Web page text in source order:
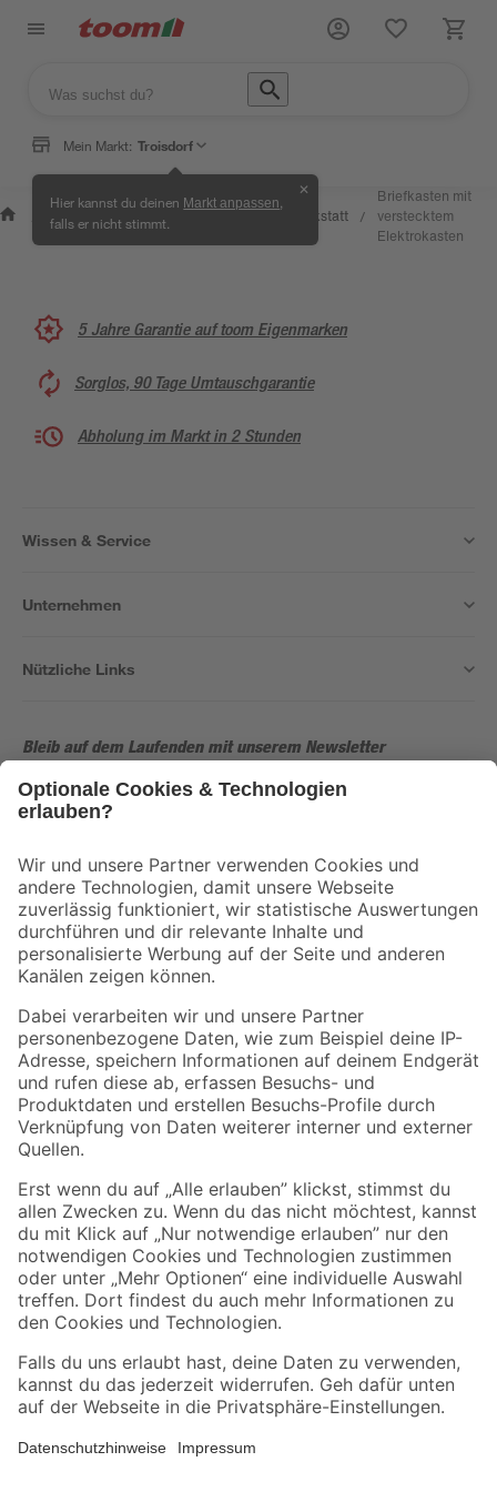
Mein Markt: Troisdorf
Hier kannst du deinen Markt anpassen
falls er nicht stimmt.
✕
Wissen
&
/
Selbermachen
& Ratgeber
Kreativwerkstatt /
Briefkasten mit
verstecktem
Elektrokasten
5 Jahre Garantie auf toom Eigenmarken
Sorglos, 90 Tage Umtauschgarantie
Abholung im Markt in 2 Stunden
Wissen & Service
Unternehmen
Nützliche Links
Bleib auf dem Laufenden mit unserem Newsletter
Der toom Newsletter: Keine Angebote und Aktionen mehr verpassen!
Folge uns
Zahlungsarten Versandarten
Sicher einkaufen
Jetzt die toom-App herunterladen
Alle Preisangaben in EUR inkl. gesetzl. MwSt.. Die dargestellten Angebote sind unter
Umständen nicht in allen Märkten verfügbar. Die angegebenen Verfügbarkeiten beziehen
sich auf den unter "Mein Markt" ausgewählten toom Baumarkt. Alle Angebote und
*Paketversand ab 59 € versandkostenfrei, gilt nicht für Artikel mit Speditionsversand, hier
fallen zusätzliche Versandkosten an.